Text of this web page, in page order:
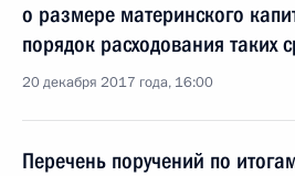
о размере материнского
порядок расходования таких
20 декабря 2017 года, 16:00
Перечень поручений по